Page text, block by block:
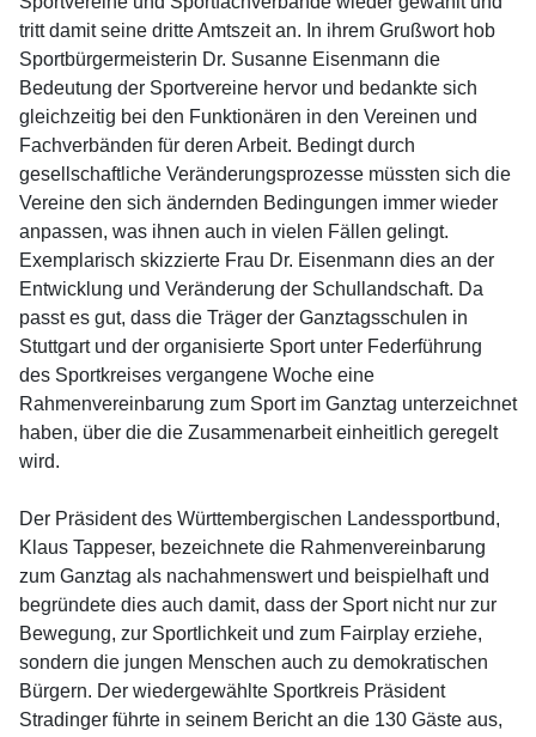
tritt damit seine dritte Amtszeit an. In ihrem Grußwort hob
Sportbürgermeisterin Dr. Susanne Eisenmann die
Bedeutung der Sportvereine hervor und bedankte sich
gleichzeitig bei den Funktionären in den Vereinen und
Fachverbänden für deren Arbeit. Bedingt durch
gesellschaftliche Veränderungsprozesse müssten sich die
Vereine den sich ändernden Bedingungen immer wieder
anpassen, was ihnen auch in vielen Fällen gelingt.
Exemplarisch skizzierte Frau Dr. Eisenmann dies an der
Entwicklung und Veränderung der Schullandschaft. Da
passt es gut, dass die Träger der Ganztagsschulen in
Stuttgart und der organisierte Sport unter Federführung
des Sportkreises vergangene Woche eine
Rahmenvereinbarung zum Sport im Ganztag unterzeichnet
haben, über die die Zusammenarbeit einheitlich geregelt
wird.
Der Präsident des Württembergischen Landessportbund,
Klaus Tappeser, bezeichnete die Rahmenvereinbarung
zum Ganztag als nachahmenswert und beispielhaft und
begründete dies auch damit, dass der Sport nicht nur zur
Bewegung, zur Sportlichkeit und zum Fairplay erziehe,
sondern die jungen Menschen auch zu demokratischen
Bürgern. Der wiedergewählte Sportkreis Präsident
Stradinger führte in seinem Bericht an die 130 Gäste aus,